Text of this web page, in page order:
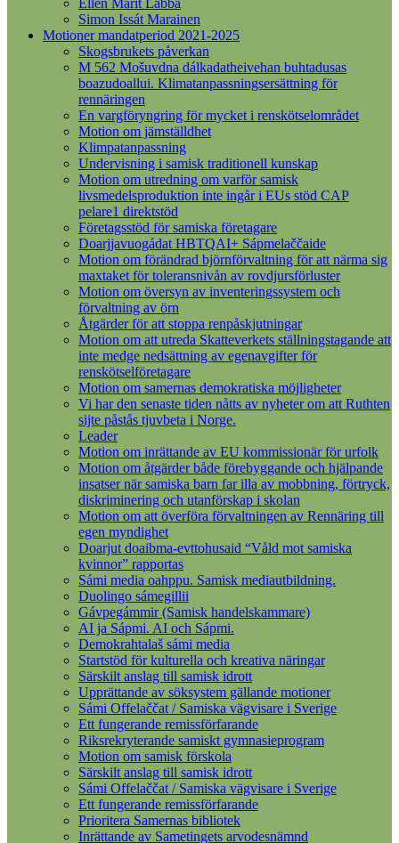
Ellen Marit Labba
Simon Issát Marainen
Motioner mandatperiod 2021-2025
Skogsbrukets påverkan
M 562 Mošuvdna dálkadatheivehan buhtadusas
boazudoallui. Klimatanpassningsersättning för
rennäringen
En vargföryngring för mycket i renskötselområdet
Motion om jämställdhet
Klimpatanpassning
Undervisning i samisk traditionell kunskap
Motion om utredning om varför samisk
livsmedelsproduktion inte ingår i EUs stöd CAP
pelare1 direktstöd
Företagsstöd för samiska företagare
Doarjjavuogádat HBTQAI+ Sápmelaččaide
Motion om förändrad björnförvaltning för att närma sig
maxtaket för toleransnivån av rovdjursförluster
Motion om översyn av inventeringssystem och
förvaltning av örn
Åtgärder för att stoppa renpåskjutningar
Motion om att utreda Skatteverkets ställningstagande att
inte medge nedsättning av egenavgifter för
renskötselföretagare
Motion om samernas demokratiska möjligheter
Vi har den senaste tiden nåtts av nyheter om att Ruthten
sijte påstås tjuvbeta i Norge.
Leader
Motion om inrättande av EU kommissionär för urfolk
Motion om åtgärder både förebyggande och hjälpande
insatser när samiska barn far illa av mobbning, förtryck,
diskriminering och utanförskap i skolan
Motion om att överföra förvaltningen av Rennäring till
egen myndighet
Doarjut doaibma-evttohusaid “Våld mot samiska
kvinnor” rapportas
Sámi media oahppu. Samisk mediautbildning.
Duolingo sámegillii
Gávpegámmir (Samisk handelskammare)
AI ja Sápmi. AI och Sápmi.
Demokrahtalaš sámi media
Startstöd för kulturella och kreativa näringar
Särskilt anslag till samisk idrott
Upprättande av söksystem gällande motioner
Sámi Offelaččat / Samiska vägvisare i Sverige
Ett fungerande remissförfarande
Riksrekryterande samiskt gymnasieprogram
Motion om samisk förskola
Särskilt anslag till samisk idrott
Sámi Offelaččat / Samiska vägvisare i Sverige
Ett fungerande remissförfarande
Prioritera Samernas bibliotek
Inrättande av Sametingets arvodesnämnd